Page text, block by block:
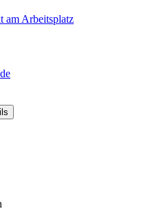
am Arbeitsplatz